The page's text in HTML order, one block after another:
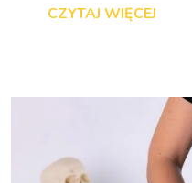
CZYTAJ WIĘCEJ